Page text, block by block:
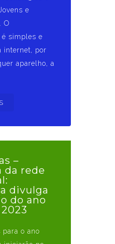
e
O
é simples e
internet, por
aparelho, a
–
da rede
divulga
do ano
o ano